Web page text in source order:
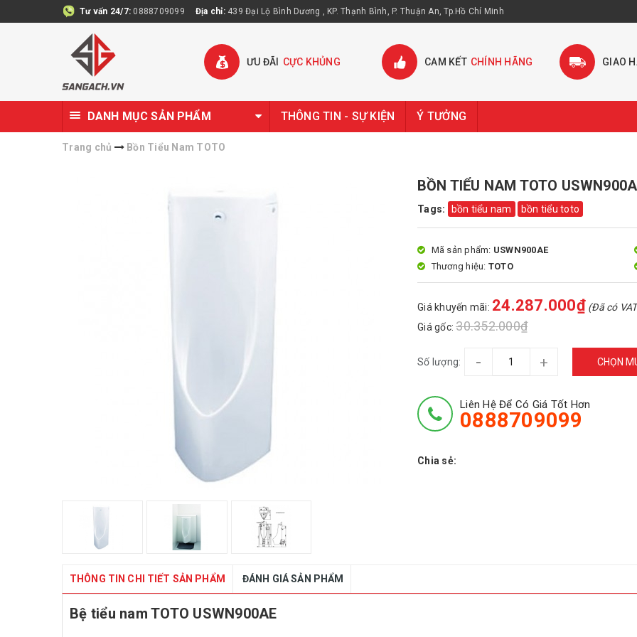
Tư vấn 24/7: 0888709099 Địa chỉ: 439 Đại Lộ Bình Dương , KP. Thạnh Bình, P. Thuận An, Tp.Hồ Chí Minh
ƯU ĐÃI CỰC KHỦNG CAM KẾT CHÍNH HÃNG GIAO
DANH MỤC SẢN PHẨM THÔNG TIN - SỰ KIỆN Ý TƯỞNG
Trang chủ Bồn Tiểu Nam TOTO
BỒN TIỂU NAM TOTO
Tags: bồn tiểu nam bồn tiểu toto
Mã sản phẩm: USWN900AE
Thương hiệu: TOTO
Giá khuyến mãi: 24.287.000₫ (Đã có
Giá gốc:30.352.000₫
Số lượng: - + CHỌN
Liên Hệ Để Có Giá Tốt Hơn
0888709099
Chia sẻ:
THÔNG TIN CHI TIẾT SẢN PHẨM ĐÁNH GIÁ SẢN PHẨM
Bệ tiểu nam TOTO USWN900AE